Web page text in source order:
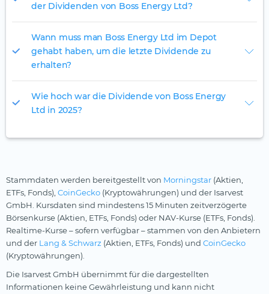
der Dividenden von Boss Energy Ltd?
Wann muss man Boss Energy Ltd im Depot
gehabt haben, um die letzte Dividende zu
erhalten?
Wie hoch war die Dividende von Boss Energy
Ltd in 2025?
Stammdaten werden bereitgestellt von Morningstar (Aktien,
ETFs, Fonds), CoinGecko (Kryptowährungen) und der Isarvest
GmbH. Kursdaten sind mindestens 15 Minuten zeitverzögerte
Börsenkurse (Aktien, ETFs, Fonds) oder NAV-Kurse (ETFs, Fonds).
Realtime-Kurse – sofern verfügbar – stammen von den Anbietern
und der Lang & Schwarz (Aktien, ETFs, Fonds) und CoinGecko
(Kryptowährungen).
Die Isarvest GmbH übernimmt für die dargestellten
Informationen keine Gewährleistung und kann nicht